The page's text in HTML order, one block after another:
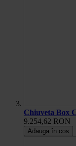
Chiuveta Box
9.254,62 RON
Adauga în cos